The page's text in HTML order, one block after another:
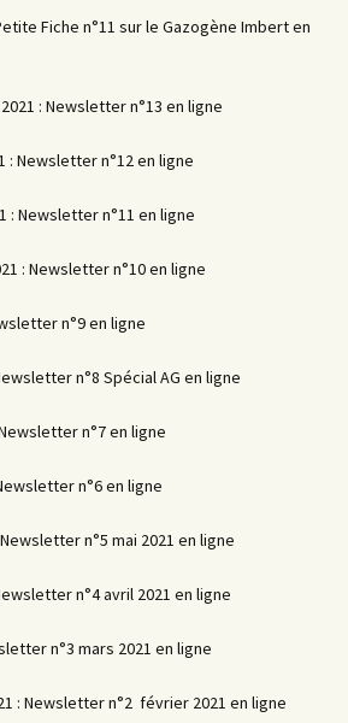
Fiche n°11 sur le Gazogène Imbert en
: Newsletter n°13 en ligne
: Newsletter n°12 en ligne
: Newsletter n°11 en ligne
: Newsletter n°10 en ligne
n°9 en ligne
n°8 Spécial AG en ligne
n°7 en ligne
n°6 en ligne
n°5 mai 2021 en ligne
n°4 avril 2021 en ligne
n°3 mars 2021 en ligne
: Newsletter n°2 février 2021 en ligne